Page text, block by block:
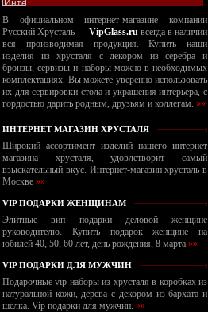
В официальном интернет-магазине компании
Русский Хрусталь — VipGlass.ru всегда в наличии
вся производимая продукция. Купить наши
изделия из хрусталя с декором из серебра и
бронзы, сервизы и наборы можно в необходимых
комплектациях. Вы можете уверенно использовать
их для сервировки стола и украшения интерьера, с
гордостью дарить родным, друзьям и коллегам. »»
ИНТЕРНЕТ МАГАЗИН ХРУСТАЛЯ
Широкий ассортимент изделий нашего интернет
магазина хрусталя, удовлетворит самый
взыскательный вкус. Интернет-магазин хрусталь в
Москве »»
VIP ПОДАРКИ ЖЕНЩИНАМ
Элитные вип подарки деловой женщине
руководителю. Купить подарок женщине на
юбилей 40, 50, 60 лет, день рождения, 8 марта »»
VIP ПОДАРКИ ДЛЯ МУЖЧИН
Подарочные vip наборы из хрусталя в коробках из
натуральной кожи, дерева с декором из бархата и
шелка. Vip подарки для мужчин. »»